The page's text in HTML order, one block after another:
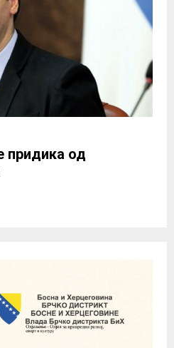
придика од